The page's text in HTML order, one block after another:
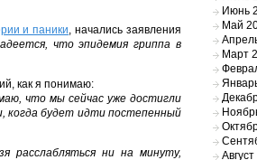
и паники, начались заявления
что эпидемия гриппа в
как я понимаю:
что мы сейчас уже достигли
когда будет идти постепенный
расслабляться ни на минуту,
Июнь
Май
Март